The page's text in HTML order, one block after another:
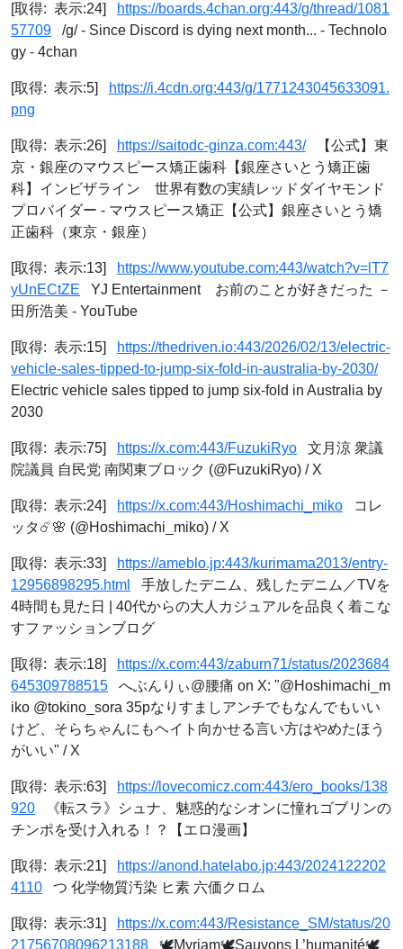
[取得: 表示:24]
https://boards.4chan.org:443/g/thread/1081
57709 /g/ - Since Discord is dying next month... - Technolo
gy - 4chan
[取得: 表示:5]
https://i.4cdn.org:443/g/1771243045633091.
png
[取得: 表示:26] https://saitodc-ginza.com:443/【公式】東
京・銀座のマウスピース矯正歯科【銀座さいとう矯正歯
科】インビザライン 世界有数の実績レッドダイヤモンド
プロバイダー - マウスピース矯正【公式】銀座さいとう矯
正歯科（東京・銀座）
[取得: 表示:13]
https://www.youtube.com:443/watch?v=lT7
yUnECtZE YJ Entertainment お前のことが好きだった －
田所浩美 - YouTube
[取得: 表示:15]
https://thedriven.io:443/2026/02/13/electric-
vehicle-sales-tipped-to-jump-six-fold-in-australia-by-2030/
Electric vehicle sales tipped to jump six-fold in Australia by
2030
[取得: 表示:75] https://x.com:443/FuzukiRyo 文月涼 衆議
院議員 自民党 南関東ブロック (@FuzukiRyo) / X
[取得: 表示:24] https://x.com:443/Hoshimachi_miko コレ
ッタ☄️🌸 (@Hoshimachi_miko) / X
[取得: 表示:33]
https://ameblo.jp:443/kurimama2013/entry-
12956898295.html
手放したデニム、残したデニム／TVを
4時間も見た日 | 40代からの大人カジュアルを品良く着こな
すファッションブログ
[取得: 表示:18]
https://x.com:443/zaburn71/status/2023684
645309788515 へぶんりぃ@腰痛 on X: "@Hoshimachi_m
iko @tokino_sora 35pなりすましアンチでもなんでもいい
けど、そらちゃんにもヘイト向かせる言い方はやめたほう
がいい" / X
[取得: 表示:63]
https://lovecomicz.com:443/ero_books/138
920 《転スラ》シュナ、魅惑的なシオンに憧れゴブリンの
チンポを受け入れる！？【エロ漫画】
[取得: 表示:21]
https://anond.hatelabo.jp:443/2024122202
4110 つ 化学物質汚染 ヒ素 六価クロム
[取得: 表示:31]
https://x.com:443/Resistance_SM/status/20
21756708096213188 🕊️Myriam🕊️Sauvons L’humanité🕊️